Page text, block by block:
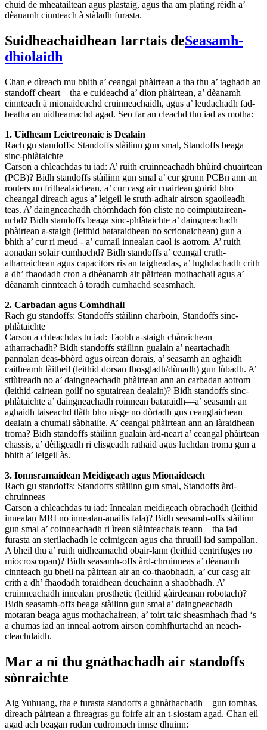
chuid de mheatailtean agus plastaig, agus tha am plating rèidh a’
dèanamh cinnteach à stàladh furasta.
Suidheachaidhean Iarrtais deSeasamh-
dhìolaidh
Chan e dìreach mu bhith a’ ceangal phàirtean a tha thu a’ taghadh an
standoff cheart—tha e cuideachd a’ dìon phàirtean, a’ dèanamh
cinnteach à mionaideachd cruinneachaidh, agus a’ leudachadh fad-
beatha an uidheamachd agad. Seo far an cleachd thu iad as motha:
1. Uidheam Leictreonaic is Dealain
Rach gu standoffs: Standoffs stàilinn gun smal, Standoffs beaga
sinc-phlàtaichte
Carson a chleachdas tu iad: A’ ruith cruinneachadh bhùird chuairtean
(PCB)? Bidh standoffs stàilinn gun smal a’ cur grunn PCBn ann an
routers no frithealaichean, a’ cur casg air cuairtean goirid bho
cheangal dìreach agus a’ leigeil le sruth-adhair airson sgaoileadh
teas. A’ daingneachadh chòmhdach fòn cliste no coimpiutairean-
uchd? Bidh standoffs beaga sinc-phlàtaichte a’ daingneachadh
phàirtean a-staigh (leithid bataraidhean no scrionaichean) gun a
bhith a’ cur ri meud - a’ cumail innealan caol is aotrom. A’ ruith
aonadan solair cumhachd? Bidh standoffs a’ ceangal cruth-
atharraichean agus capacitors ris an taigheadas, a’ lughdachadh crith
a dh’ fhaodadh cron a dhèanamh air pàirtean mothachail agus a’
dèanamh cinnteach à toradh cumhachd seasmhach.
2. Carbadan agus Còmhdhail
Rach gu standoffs: Standoffs stàilinn charboin, Standoffs sinc-
phlàtaichte
Carson a chleachdas tu iad: Taobh a-staigh chàraichean
atharrachadh? Bidh standoffs stàilinn gualain a’ neartachadh
pannalan deas-bhòrd agus oirean dorais, a’ seasamh an aghaidh
caitheamh làitheil (leithid dorsan fhosgladh/dùnadh) gun lùbadh. A’
stiùireadh no a’ daingneachadh phàirtean ann an carbadan aotrom
(leithid cairtean goilf no sgutairean dealain)? Bidh standoffs sinc-
phlàtaichte a’ daingneachadh roinnean bataraidh—a’ seasamh an
aghaidh taiseachd tlàth bho uisge no dòrtadh gus ceanglaichean
dealain a chumail sàbhailte. A’ ceangal phàirtean ann an làraidhean
troma? Bidh standoffs stàilinn gualain àrd-neart a’ ceangal phàirtean
chassis, a’ dèiligeadh ri clisgeadh rathaid agus luchdan troma gun a
bhith a’ leigeil às.
3. Ionnsramaidean Meidigeach agus Mionaideach
Rach gu standoffs: Standoffs stàilinn gun smal, Standoffs àrd-
chruinneas
Carson a chleachdas tu iad: Innealan meidigeach obrachadh (leithid
innealan MRI no innealan-anailis fala)? Bidh seasamh-offs stàilinn
gun smal a’ coinneachadh ri ìrean slàinteachais teann—tha iad
furasta an sterilachadh le ceimigean agus cha thruaill iad sampallan.
A bheil thu a’ ruith uidheamachd obair-lann (leithid centrifuges no
miocroscopan)? Bidh seasamh-offs àrd-chruinneas a’ dèanamh
cinnteach gu bheil na pàirtean air an co-thaobhadh, a’ cur casg air
crith a dh’ fhaodadh toraidhean deuchainn a shaobhadh. A’
cruinneachadh innealan prosthetic (leithid gàirdeanan robotach)?
Bidh seasamh-offs beaga stàilinn gun smal a’ daingneachadh
motaran beaga agus mothachairean, a’ toirt taic sheasmhach fhad ‘s
a chumas iad an inneal aotrom airson comhfhurtachd an neach-
cleachdaidh.
Mar a nì thu gnàthachadh air standoffs
sònraichte
Aig Yuhuang, tha e furasta standoffs a ghnàthachadh—gun tomhas,
dìreach pàirtean a fhreagras gu foirfe air an t-siostam agad. Chan eil
agad ach beagan rudan cudromach innse dhuinn: